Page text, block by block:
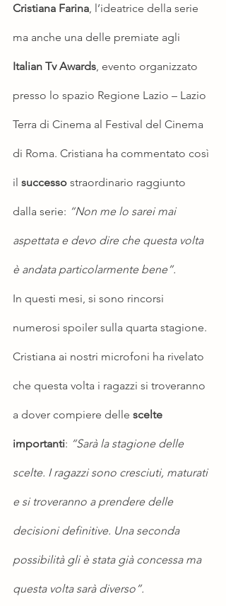
Cristiana Farina, l’ideatrice della serie
ma anche una delle premiate agli
Italian Tv Awards, evento organizzato
presso lo spazio Regione Lazio – Lazio
Terra di Cinema al Festival del Cinema
di Roma. Cristiana ha commentato così
il successo straordinario raggiunto
dalla serie: “Non me lo sarei mai
aspettata e devo dire che questa volta
è andata particolarmente bene”.
In questi mesi, si sono rincorsi
numerosi spoiler sulla quarta stagione.
Cristiana ai nostri microfoni ha rivelato
che questa volta i ragazzi si troveranno
a dover compiere delle scelte
importanti: “Sarà la stagione delle
scelte. I ragazzi sono cresciuti, maturati
e si troveranno a prendere delle
decisioni definitive. Una seconda
possibilità gli è stata già concessa ma
questa volta sarà diverso”.